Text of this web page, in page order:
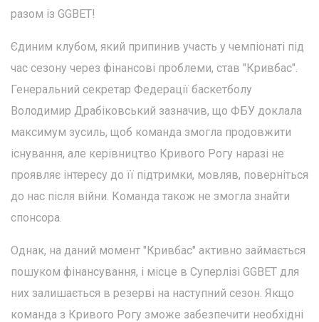
разом із GGBET!
Єдиним клубом, який припинив участь у чемпіонаті під
час сезону через фінансові проблеми, став "Кривбас".
Генеральний секретар Федерації баскетболу
Володимир Драбіковський зазначив, що ФБУ доклала
максимум зусиль, щоб команда змогла продовжити
існування, але керівництво Кривого Рогу наразі не
проявляє інтересу до її підтримки, мовляв, поверніться
до нас після війни. Команда також не змогла знайти
спонсора.
Однак, на даний момент "Кривбас" активно займається
пошуком фінансування, і місце в Суперлізі GGBET для
них залишається в резерві на наступний сезон. Якщо
команда з Кривого Рогу зможе забезпечити необхідні